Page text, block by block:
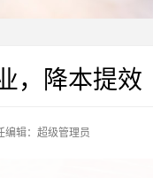
，降本提效
编辑：超级管理员